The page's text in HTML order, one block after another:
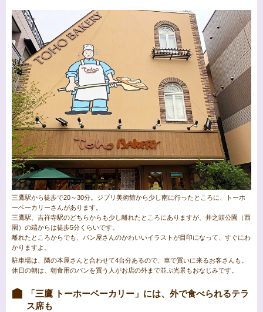
三鷹駅から徒歩で20～30分。ジブリ美術館から少し南に行ったところに、トーホ
ーベーカリーさんがあります。
三鷹駅、吉祥寺駅のどちらからも少し離れたところにありますが、井之頭公園（西
園）の端からは徒歩5分くらいです。
離れたところからでも、パン屋さんのかわいいイラストが目印になって、すぐにわ
かりますよ。
駐車場は、隣の本屋さんと合わせて4台分あるので、車で買いに来るお客さんも。
休日の朝は、朝食用のパンを買う人がお店の外まで並ぶ光景もおなじみです。
「三鷹 トーホーベーカリー」には、外で食べられるテラ
ス席も